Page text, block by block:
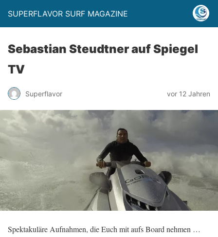
SUPERFLAVOR SURF MAGAZINE
Sebastian Steudtner auf Spiegel
TV
Superflavor vor 12 Jahren
Spektakuläre Aufnahmen, die Euch mit aufs Board nehmen …